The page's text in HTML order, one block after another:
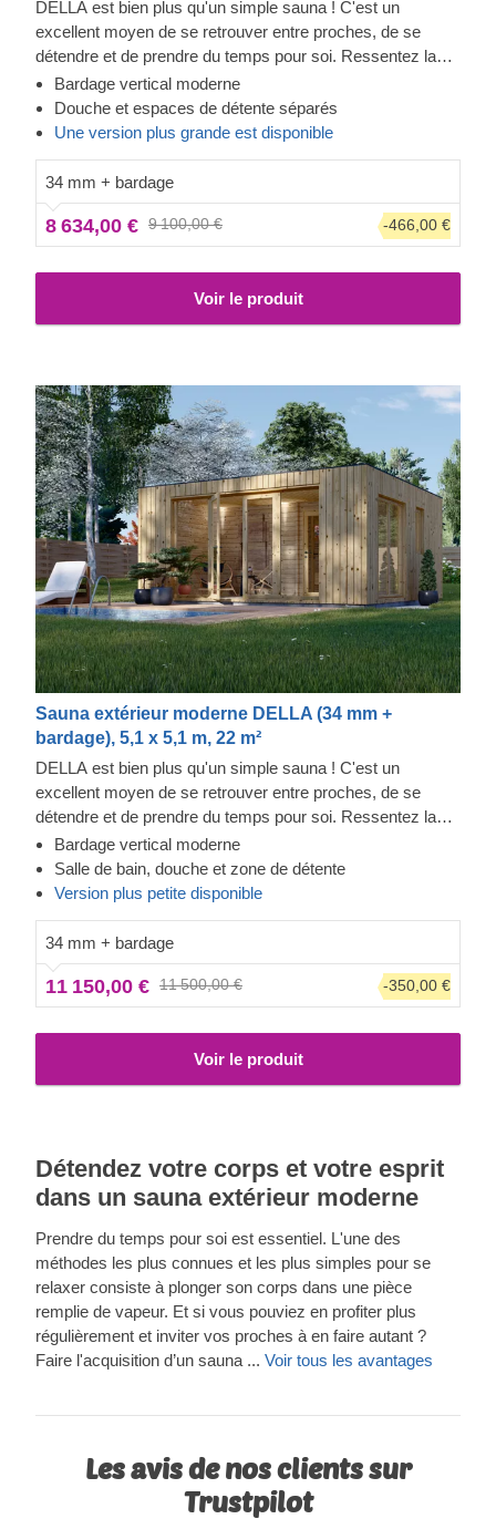
DELLA est bien plus qu'un simple sauna ! C'est un
excellent moyen de se retrouver entre proches, de se
détendre et de prendre du temps pour soi. Ressentez la
chaleur dans cette structure moderne et regardez à travers
les fenêtres allant presque du sol au plafond tout en
sentant le stress quitter votre corps. L'espace douche
coin salon vous incitera à prolonger vos moments de
détente. Le bardage ajoute une autre couche, qui contribue
à la solidité et à l'isolation de la construction, tout en créant
un aspect élégant et propre.
Bardage vertical moderne
Douche et espaces de détente séparés
Une version plus grande est disponible
34 mm + bardage
8 634,00 € 9 100,00 € -466,00 €
Voir le produit
Sauna extérieur moderne DELLA (34 mm +
bardage), 5,1 x 5,1 m, 22 m²
DELLA est bien plus qu'un simple sauna ! C'est un
excellent moyen de se retrouver entre proches, de se
détendre et de prendre du temps pour soi. Ressentez la
chaleur dans cette structure moderne et regardez à travers
les fenêtres allant presque du sol au plafond tout en
sentant le stress quitter votre corps. Les zones
facilement, tandis que le coin salon vous incitera à
prolonger vos moments de détente. Le bardage ajoute une
autre couche, qui contribue à la solidité et à l'isolation de la
construction, tout en créant un aspect élégant et propre.
Bardage vertical moderne
Salle de bain, douche et zone de détente
Version plus petite disponible
34 mm + bardage
11 150,00 € 11 500,00 € -350,00 €
Voir le produit
Détendez votre corps et votre esprit
dans un sauna extérieur moderne
Prendre du temps pour soi est essentiel. L'une des
méthodes les plus connues et les plus simples pour se
relaxer consiste à plonger son corps dans une pièce
remplie de vapeur. Et si vous pouviez en profiter plus
régulièrement et inviter vos proches à en faire autant ?
Faire l'acquisition d’un sauna ... Voir tous les avantages
Les avis de nos clients sur
Trustpilot